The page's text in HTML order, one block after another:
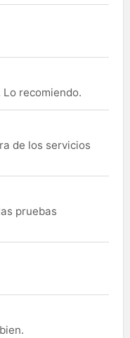
recomiendo.
de los servicios
pruebas